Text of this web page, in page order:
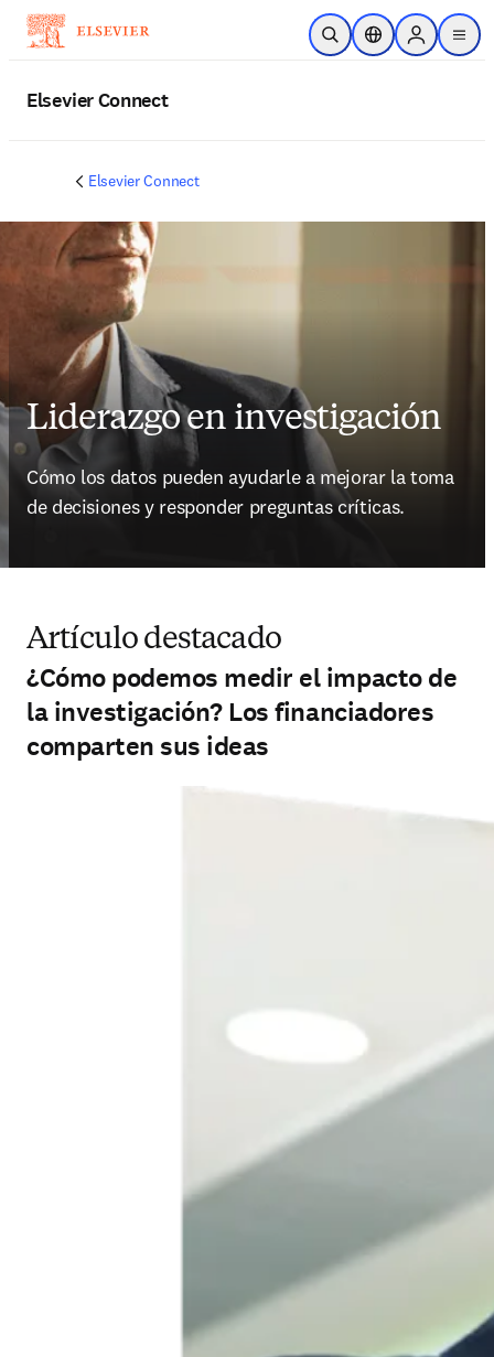
Saltar al contenido principal
Abrir búsqueda
Selector deSign in to
menu
Elsevier Connect
Elsevier Connect
Liderazgo en investigación
Cómo los datos pueden ayudarle a mejorar la toma
de decisiones y responder preguntas críticas.
Artículo destacado
¿Cómo podemos medir el impacto de
la investigación? Los financiadores
comparten sus ideas